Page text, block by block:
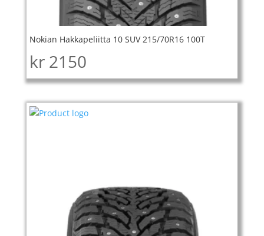
Nokian Hakkapeliitta 10 SUV 215/70R16 100T
kr 2150